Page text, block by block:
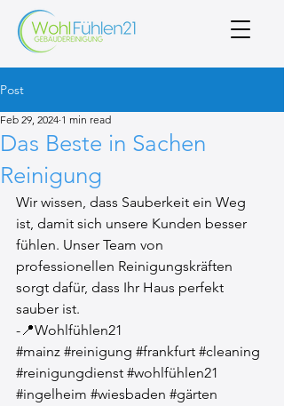
Post
Das Beste in Sachen
Reinigung
Feb 29, 2024 1 min read
Wir wissen, dass Sauberkeit ein Weg
ist, damit sich unsere Kunden besser
fühlen. Unser Team von
professionellen Reinigungskräften
sorgt dafür, dass Ihr Haus perfekt
sauber ist.
-📍Wohlfühlen21
#mainz #reinigung #frankfurt #cleaning
#reinigungdienst #wohlfühlen21
#ingelheim #wiesbaden #gärten